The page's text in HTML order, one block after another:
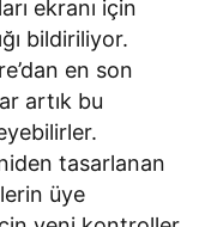
ekranı için
bildiriliyor.
en son
artık bu
tasarlanan
üye